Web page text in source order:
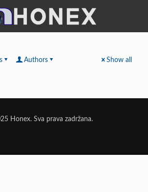
Authors Show all
Honex. Sva prava zadržana.